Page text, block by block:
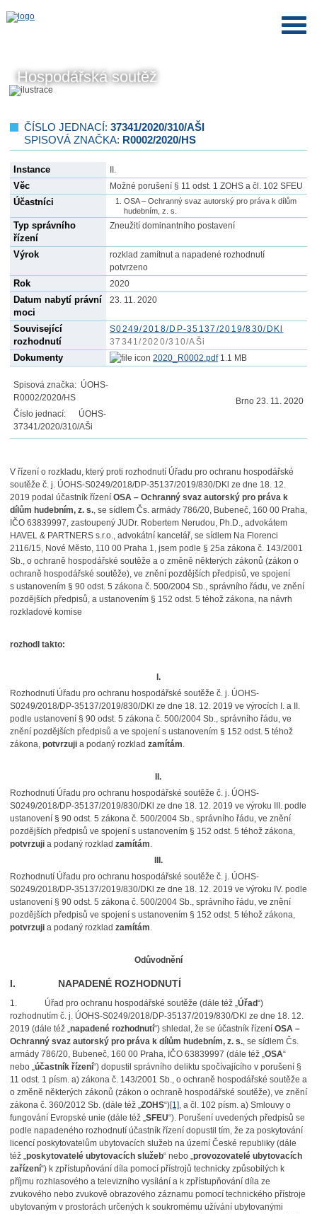
Hospodářská soutěž
ČÍSLO JEDNACÍ: 37341/2020/310/AŠI
SPISOVÁ ZNAČKA: R0002/2020/HS
Instance II.
Věc Možné porušení § 11 odst. 1 ZOHS a čl. 102 SFEU
Účastníci
OSA – Ochranný svaz autorský pro práva k dílům
hudebním, z. s.
Typ správního
řízení
Zneužití dominantního postavení
Výrok
rozklad zamítnut a napadené rozhodnutí
potvrzeno
Rok 2020
Datum nabytí právní
moci
23. 11. 2020
Související
rozhodnutí
S0249/2018/DP-35137/2019/830/DKl
37341/2020/310/AŠi
Dokumenty 2020_R0002.pdf1.1 MB
Spisová značka: ÚOHS-
R0002/2020/HS
Číslo jednací: ÚOHS-
37341/2020/310/AŠi
Brno 23. 11. 2020
V řízení o rozkladu, který proti rozhodnutí Úřadu pro ochranu hospodářské
soutěže č. j. ÚOHS-S0249/2018/DP-35137/2019/830/DKl ze dne 18. 12.
2019 podal účastník řízení OSA – Ochranný svaz autorský pro práva k
dílům hudebním, z. s., se sídlem Čs. armády 786/20, Bubeneč, 160 00 Praha,
IČO 63839997, zastoupený JUDr. Robertem Nerudou, Ph.D., advokátem
HAVEL & PARTNERS s.r.o., advokátní kancelář, se sídlem Na Florenci
2116/15, Nové Město, 110 00 Praha 1, jsem podle § 25a zákona č. 143/2001
Sb., o ochraně hospodářské soutěže a o změně některých zákonů (zákon o
ochraně hospodářské soutěže), ve znění pozdějších předpisů, ve spojení
s ustanovením § 90 odst. 5 zákona č. 500/2004 Sb., správního řádu, ve znění
pozdějších předpisů, a ustanovením § 152 odst. 5 téhož zákona, na návrh
rozkladové komise
rozhodl takto:
I.
Rozhodnutí Úřadu pro ochranu hospodářské soutěže č. j. ÚOHS-
S0249/2018/DP-35137/2019/830/DKl ze dne 18. 12. 2019 ve výrocích I. a II.
podle ustanovení § 90 odst. 5 zákona č. 500/2004 Sb., správního řádu, ve
znění pozdějších předpisů a ve spojení s ustanovením § 152 odst. 5 téhož
zákona, potvrzujia podaný rozklad zamítám.
II.
Rozhodnutí Úřadu pro ochranu hospodářské soutěže č. j. ÚOHS-
S0249/2018/DP-35137/2019/830/DKl ze dne 18. 12. 2019 ve výroku III. podle
ustanovení § 90 odst. 5 zákona č. 500/2004 Sb., správního řádu, ve znění
pozdějších předpisů ve spojení s ustanovením § 152 odst. 5 téhož zákona,
potvrzujia podaný rozklad zamítám.
III.
Rozhodnutí Úřadu pro ochranu hospodářské soutěže č. j. ÚOHS-
S0249/2018/DP-35137/2019/830/DKl ze dne 18. 12. 2019 ve výroku IV. podle
ustanovení § 90 odst. 5 zákona č. 500/2004 Sb., správního řádu, ve znění
pozdějších předpisů ve spojení s ustanovením § 152 odst. 5 téhož zákona,
potvrzujia podaný rozklad zamítám.
Odůvodnění
I. NAPADENÉ ROZHODNUTÍ
1. Úřad pro ochranu hospodářské soutěže (dále též „Úřad“)
rozhodnutím č. j. ÚOHS-S0249/2018/DP-35137/2019/830/DKl ze dne 18. 12.
2019 (dále též „napadené rozhodnutí“) shledal, že se účastník řízení OSA –
Ochranný svaz autorský pro práva k dílům hudebním, z. s., se sídlem Čs.
armády 786/20, Bubeneč, 160 00 Praha, IČO 63839997 (dále též „OSA“
nebo „účastník řízení“) dopustil správního deliktu spočívajícího v porušení §
11 odst. 1 písm. a) zákona č. 143/2001 Sb., o ochraně hospodářské soutěže a
o změně některých zákonů (zákon o ochraně hospodářské soutěže), ve znění
zákona č. 360/2012 Sb. (dále též „ZOHS“)[1], a čl. 102 písm. a) Smlouvy o
fungování Evropské unie (dále též „SFEU“). Porušení uvedených předpisů se
podle napadeného rozhodnutí účastník řízení dopustil tím, že za poskytování
licencí poskytovatelům ubytovacích služeb na území České republiky (dále
též „poskytovatelé ubytovacích služeb“ nebo „provozovatelé ubytovacích
zařízení“) k zpřístupňování díla pomocí přístrojů technicky způsobilých k
příjmu rozhlasového a televizního vysílání a k zpřístupňování díla ze
zvukového nebo zvukově obrazového záznamu pomocí technického přístroje
ubytovaným v prostorách určených k soukromému užívání ubytovanými